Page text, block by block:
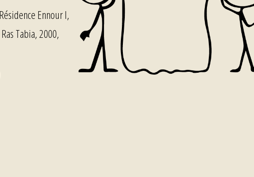
Ennour I,
Tabia, 2000,